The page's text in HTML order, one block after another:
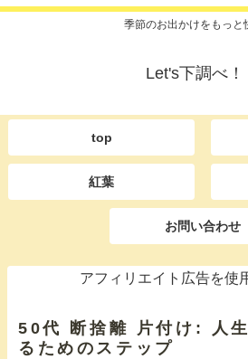
季節のお出かけをもっと
Let's下調べ！
top
紅葉
お問い合わせ
アフィリエイト広告を使
50代 断捨離 片付け: 人
るためのステップ